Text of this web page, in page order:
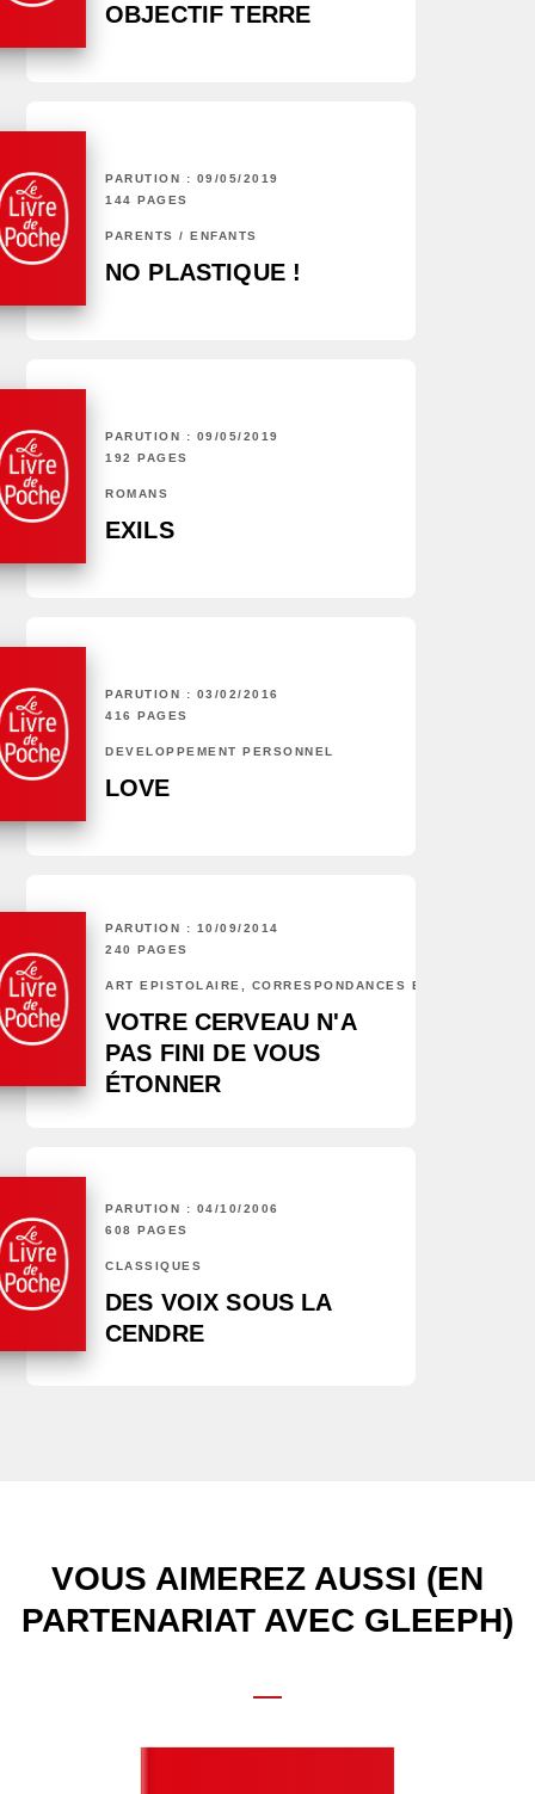
OBJECTIF TERRE
PARUTION : 09/05/2019
144 PAGES
PARENTS / ENFANTS
NO PLASTIQUE !
PARUTION : 09/05/2019
192 PAGES
ROMANS
EXILS
PARUTION : 03/02/2016
416 PAGES
DÉVELOPPEMENT PERSONNEL
LOVE
PARUTION : 10/09/2014
240 PAGES
ART ÉPISTOLAIRE, CORRESPONDANCES ET CHRONIQUES
VOTRE CERVEAU N'A
PAS FINI DE VOUS
ÉTONNER
PARUTION : 04/10/2006
608 PAGES
CLASSIQUES
DES VOIX SOUS LA
CENDRE
VOUS AIMEREZ AUSSI (EN
PARTENARIAT AVEC GLEEPH)